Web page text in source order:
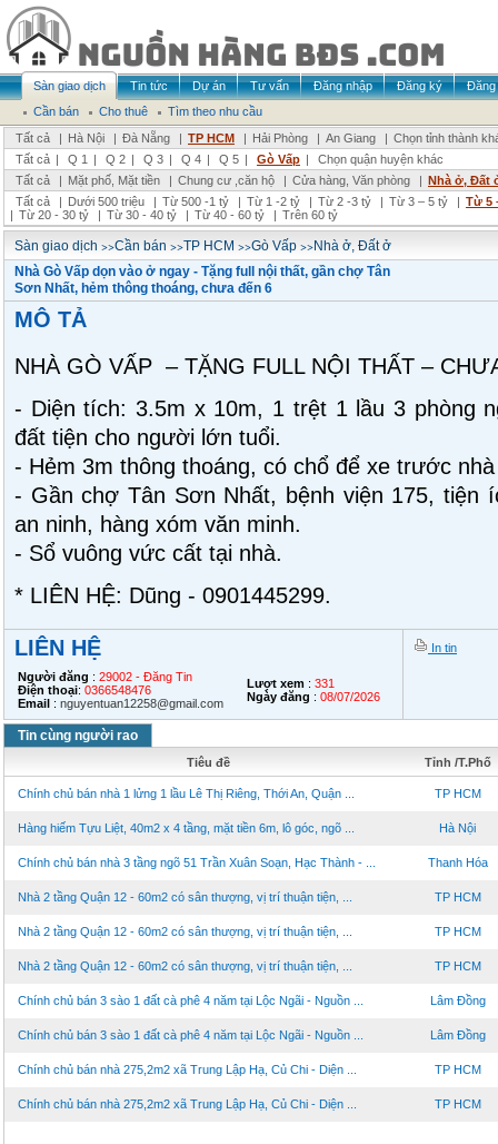
Sàn giao dịch Tin tức Dự án Tư vấn Đăng nhập Đăng ký
Đăng
Cần bán
Cho thuê
Tìm theo nhu cầu
Tất cả
| Hà Nội | Đà Nẵng | TP HCM | Hải Phòng | An Giang | Chọn tỉnh thành
Tất cả | Q 1 | Q 2 | Q 3 | Q 4 | Q 5 | Gò Vấp |
Chọn quận huyện khác
Tất cả
| Mặt phố, Mặt tiền | Chung cư ,căn hộ | Cửa hàng, Văn phòng | Nhà ở, Đất
Tất cả
| Dưới 500 triệu | Từ 500 -1 tỷ | Từ 1 -2 tỷ | Từ 2 -3 tỷ | Từ 3 – 5 tỷ | Từ 5
| Từ 20 - 30 tỷ | Từ 30 - 40 tỷ | Từ 40 - 60 tỷ | Trên 60 tỷ
Sàn giao dịch >>Cần bán >>TP HCM >>Gò Vấp >>Nhà ở, Đất ở
Nhà Gò Vấp dọn vào ở ngay - Tặng full nội thất, gần chợ Tân
Sơn Nhất, hẻm thông thoáng, chưa đến 6
MÔ TẢ
NHÀ GÒ VẤP – TẶNG FULL NỘI THẤT –
- Diện tích: 3.5m x 10m, 1 trệt 1 lầu 3 phòng
đất tiện cho người lớn tuổi.
- Hẻm 3m thông thoáng, có chổ để xe trước
- Gần chợ Tân Sơn Nhất, bệnh viện 175, tiện
an ninh, hàng xóm văn minh.
- Sổ vuông vức cất tại nhà.
* LIÊN HỆ: Dũng - 0901445299.
LIÊN HỆ
Người đăng : 29002 - Đăng Tin
Điện thoại: 0366548476
Email : nguyentuan12258@gmail.com
Lượt xem : 331
Ngày đăng : 08/07/2026
In tin
Tin cùng người rao
Tiêu đề Tỉnh /T.Phố
Chính chủ bán nhà 1 lửng 1 lầu Lê Thị Riêng, Thới An, Quận ... TP HCM
Hàng hiếm Tựu Liệt, 40m2 x 4 tầng, mặt tiền 6m, lô góc, ngõ ... Hà Nội
Chính chủ bán nhà 3 tầng ngõ 51 Trần Xuân Soạn, Hạc Thành - ... Thanh Hóa
Nhà 2 tầng Quận 12 - 60m2 có sân thượng, vị trí thuận tiện, ... TP HCM
Nhà 2 tầng Quận 12 - 60m2 có sân thượng, vị trí thuận tiện, ... TP HCM
Nhà 2 tầng Quận 12 - 60m2 có sân thượng, vị trí thuận tiện, ... TP HCM
Chính chủ bán 3 sào 1 đất cà phê 4 năm tại Lộc Ngãi - Nguồn ... Lâm Đồng
Chính chủ bán 3 sào 1 đất cà phê 4 năm tại Lộc Ngãi - Nguồn ... Lâm Đồng
Chính chủ bán nhà 275,2m2 xã Trung Lập Hạ, Củ Chi - Diện ... TP HCM
Chính chủ bán nhà 275,2m2 xã Trung Lập Hạ, Củ Chi - Diện ... TP HCM